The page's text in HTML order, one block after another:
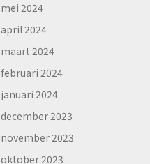
mei 2024
april 2024
maart 2024
februari 2024
januari 2024
december 2023
november 2023
oktober 2023